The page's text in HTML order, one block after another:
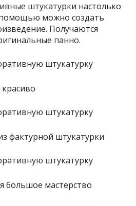
штукатурки настолько
помощью можно создать
Получаются
панно.
фактурной штукатурки
большое мастерство